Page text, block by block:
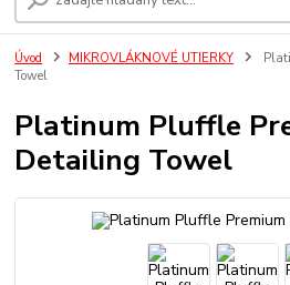
Úvod MIKROVLÁKNOVÉ UTIERKY
Towel
Platinum Pluffle
Detailing Towel